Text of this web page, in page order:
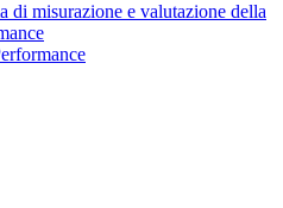
di misurazione e valutazione della